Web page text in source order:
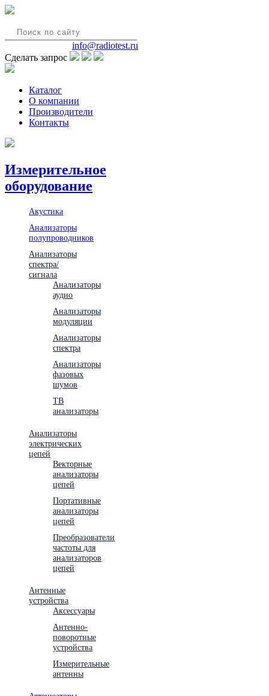
info@radiotest.ru
Сделать запрос
Каталог
О компании
Производители
Контакты
Измерительное
оборудование
Акустика
Анализаторы
полупроводников
Анализаторы
спектра/
сигнала
Анализаторы
аудио
Анализаторы
модуляции
Анализаторы
спектра
Анализаторы
фазовых
шумов
ТВ
анализаторы
Анализаторы
электрических
цепей
Векторные
анализаторы
цепей
Портативные
анализаторы
цепей
Преобразователи
частоты для
анализаторов
цепей
Антенные
устройства
Аксессуары
Антенно-
поворотные
устройства
Измерительные
антенны